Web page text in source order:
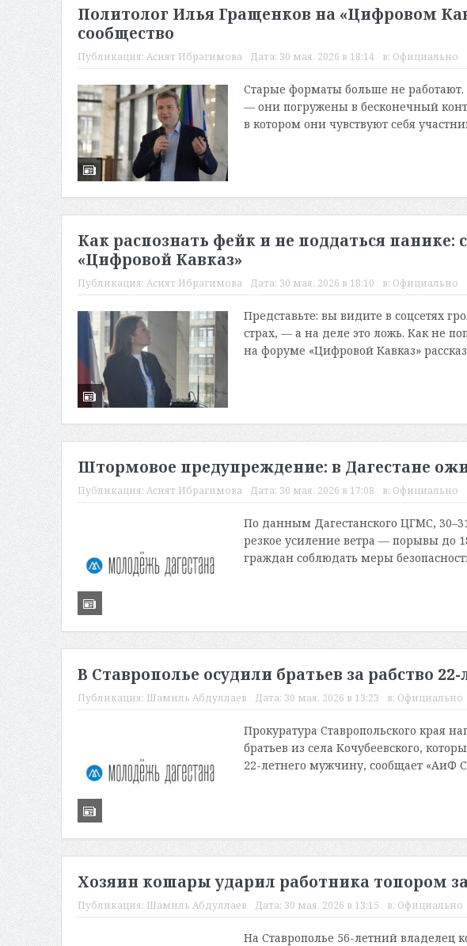
Политолог Илья Гращенков на «Цифровом
сообщество
Публикация: Асият Ибрагимова Дата: 30 мая, 2026 в 18:14 в: Официально
Старые форматы больше не
— они погружены в бесконечный
в котором они чувствуют себя
Как распознать фейк и не поддаться панике:
«Цифровой Кавказ»
Публикация: Асият Ибрагимова Дата: 30 мая, 2026 в 18:10 в: Официально
Представьте: вы видите в соцсетях
страх, — а на деле это ложь. Как не
на форуме «Цифровой Кавказ»
Штормовое предупреждение: в Дагестане
Публикация: Асият Ибрагимова Дата: 30 мая, 2026 в 17:08 в: Официально
По данным Дагестанского ЦГМС,
резкое усиление ветра — порывы до
граждан соблюдать меры
В Ставрополье осудили братьев за рабство
Публикация: Шамиль Абдуллаев Дата: 30 мая, 2026 в 13:23 в: Официально
Прокуратура Ставропольского края
братьев из села Кочубеевского,
22-летнего мужчину, сообщает «АиФ
Хозяин кошары ударил работника топором
Публикация: Шамиль Абдуллаев Дата: 30 мая, 2026 в 13:15 в: Официально
На Ставрополье 56-летний владелец